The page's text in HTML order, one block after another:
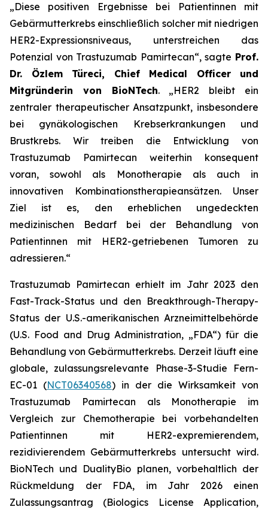
„Diese positiven Ergebnisse bei Patientinnen mit
Gebärmutterkrebs einschließlich solcher mit niedrigen
HER2-Expressionsniveaus, unterstreichen das
Potenzial von Trastuzumab Pamirtecan“, sagte Prof.
Dr. Özlem Türeci, Chief Medical Officer und
Mitgründerin von BioNTech. „HER2 bleibt ein
zentraler therapeutischer Ansatzpunkt, insbesondere
bei gynäkologischen Krebserkrankungen und
Brustkrebs. Wir treiben die Entwicklung von
Trastuzumab Pamirtecan weiterhin konsequent
voran, sowohl als Monotherapie als auch in
innovativen Kombinationstherapieansätzen. Unser
Ziel ist es, den erheblichen ungedeckten
medizinischen Bedarf bei der Behandlung von
Patientinnen mit HER2-getriebenen Tumoren zu
adressieren.“
Trastuzumab Pamirtecan erhielt im Jahr 2023 den
Fast-Track-Status und den Breakthrough-Therapy-
Status der U.S.-amerikanischen Arzneimittelbehörde
(U.S. Food and Drug Administration, „FDA“) für die
Behandlung von Gebärmutterkrebs. Derzeit läuft eine
globale, zulassungsrelevante Phase-3-Studie Fern-
EC-01 (NCT06340568) in der die Wirksamkeit von
Trastuzumab Pamirtecan als Monotherapie im
Vergleich zur Chemotherapie bei vorbehandelten
Patientinnen mit HER2-expremierendem,
rezidivierendem Gebärmutterkrebs untersucht wird.
BioNTech und DualityBio planen, vorbehaltlich der
Rückmeldung der FDA, im Jahr 2026 einen
Zulassungsantrag (Biologics License Application,